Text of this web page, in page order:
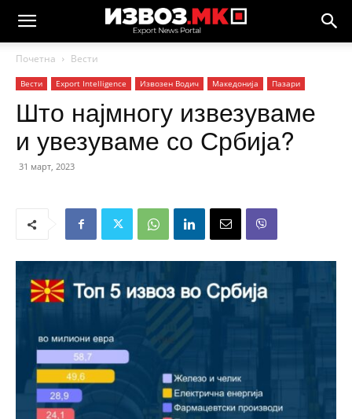
Почетна Вести
Вести Еxport Intelligence Извозен Водич Македонија Пазари
Што најмногу извезуваме
и увезуваме со Србија?
31 март, 2023